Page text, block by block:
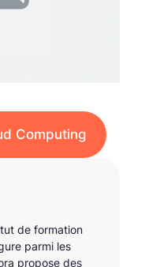
Computing
de formation
parmi les
propose des